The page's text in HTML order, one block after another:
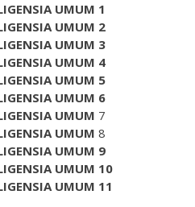
UMUM 1
UMUM 2
UMUM 3
UMUM 4
UMUM 5
UMUM 6
UMUM 7
UMUM 8
UMUM 9
UMUM 10
UMUM 11